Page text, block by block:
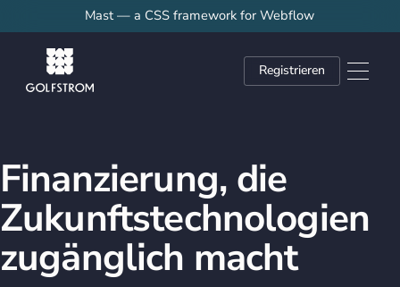
Mast — a CSS framework for Webflow
Registrieren
Finanzierung, die
Zukunftstechnologien
zugänglich macht